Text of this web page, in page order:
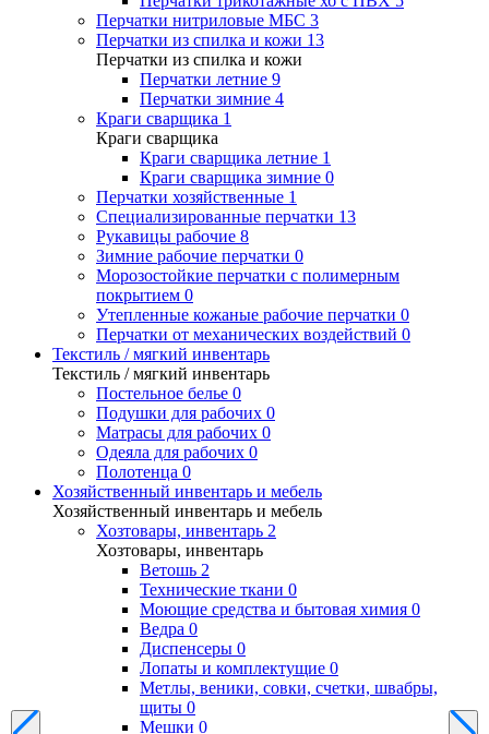
Перчатки нитриловые МБС 3
Перчатки из спилка и кожи 13
Перчатки из спилка и кожи
Перчатки летние 9
Перчатки зимние 4
Краги сварщика 1
Краги сварщика
Краги сварщика летние 1
Краги сварщика зимние 0
Перчатки хозяйственные 1
Специализированные перчатки 13
Рукавицы рабочие 8
Зимние рабочие перчатки 0
Морозостойкие перчатки с полимерным
покрытием 0
Утепленные кожаные рабочие перчатки 0
Перчатки от механических воздействий 0
Текстиль / мягкий инвентарь
Текстиль / мягкий инвентарь
Постельное белье 0
Подушки для рабочих 0
Матрасы для рабочих 0
Одеяла для рабочих 0
Полотенца 0
Хозяйственный инвентарь и мебель
Хозяйственный инвентарь и мебель
Хозтовары, инвентарь 2
Хозтовары, инвентарь
Ветошь 2
Технические ткани 0
Моющие средства и бытовая химия 0
Ведра 0
Диспенсеры 0
Лопаты и комплектущие 0
Метлы, веники, совки, счетки, швабры,
щиты 0
Мешки 0